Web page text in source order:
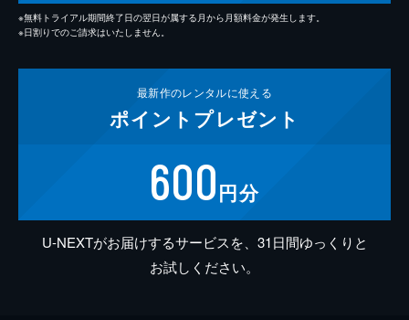
※無料トライアル期間終了日の翌日が属する月から月額料金が発生します。
※日割りでのご請求はいたしません。
最新作のレンタルに使える
ポイント プレゼント
600円分
U-NEXTがお届けするサービスを、31日間ゆっくりと
お試しください。